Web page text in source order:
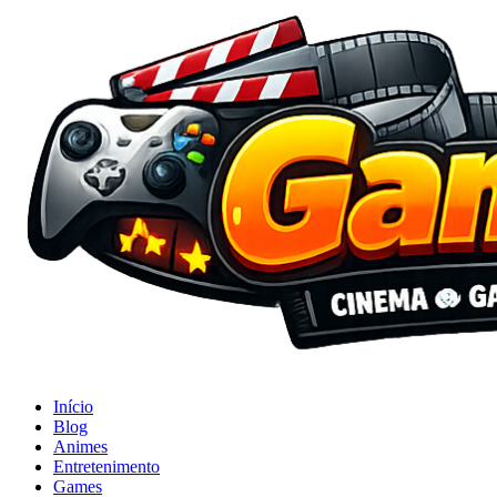
Início
Blog
Animes
Entretenimento
Games